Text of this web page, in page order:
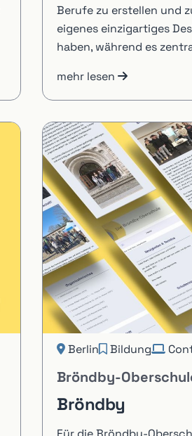
Berufe zu erstellen und
eigenes einzigartiges
haben, während es
mehr lesen
Berlin Bildung
Bröndby-
Bröndby